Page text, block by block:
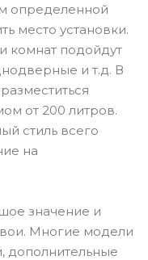
определенной
место установки.
комнат подойдут
и т.д. В
от 200 литров.
стиль всего
на
значение и
Многие модели
дополнительные